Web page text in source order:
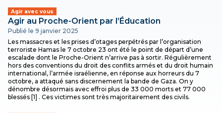
Agir avec vous
Agir au Proche-Orient par l’Éducation
Publié le 9 janvier 2025
Les massacres et les prises d’otages perpétrés par l’organisation
terroriste Hamas le 7 octobre 23 ont été le point de départ d’une
escalade dont le Proche-Orient n’arrive pas à sortir. Régulièrement
hors des conventions du droit des conflits armés et du droit humain
international, l’armée israélienne, en réponse aux horreurs du 7
octobre, a attaqué sans discernement la bande de Gaza. On y
dénombre désormais avec effroi plus de 33 000 morts et 77 000
blessés [1] . Ces victimes sont très majoritairement des civils.